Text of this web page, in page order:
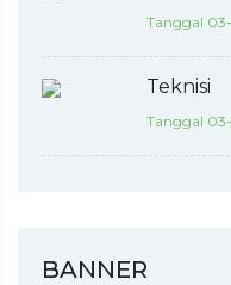
Tanggal
Teknisi
Tanggal
BANNER